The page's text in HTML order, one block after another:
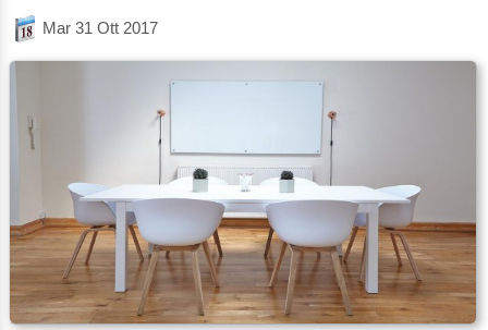
Mar 31 Ott 2017